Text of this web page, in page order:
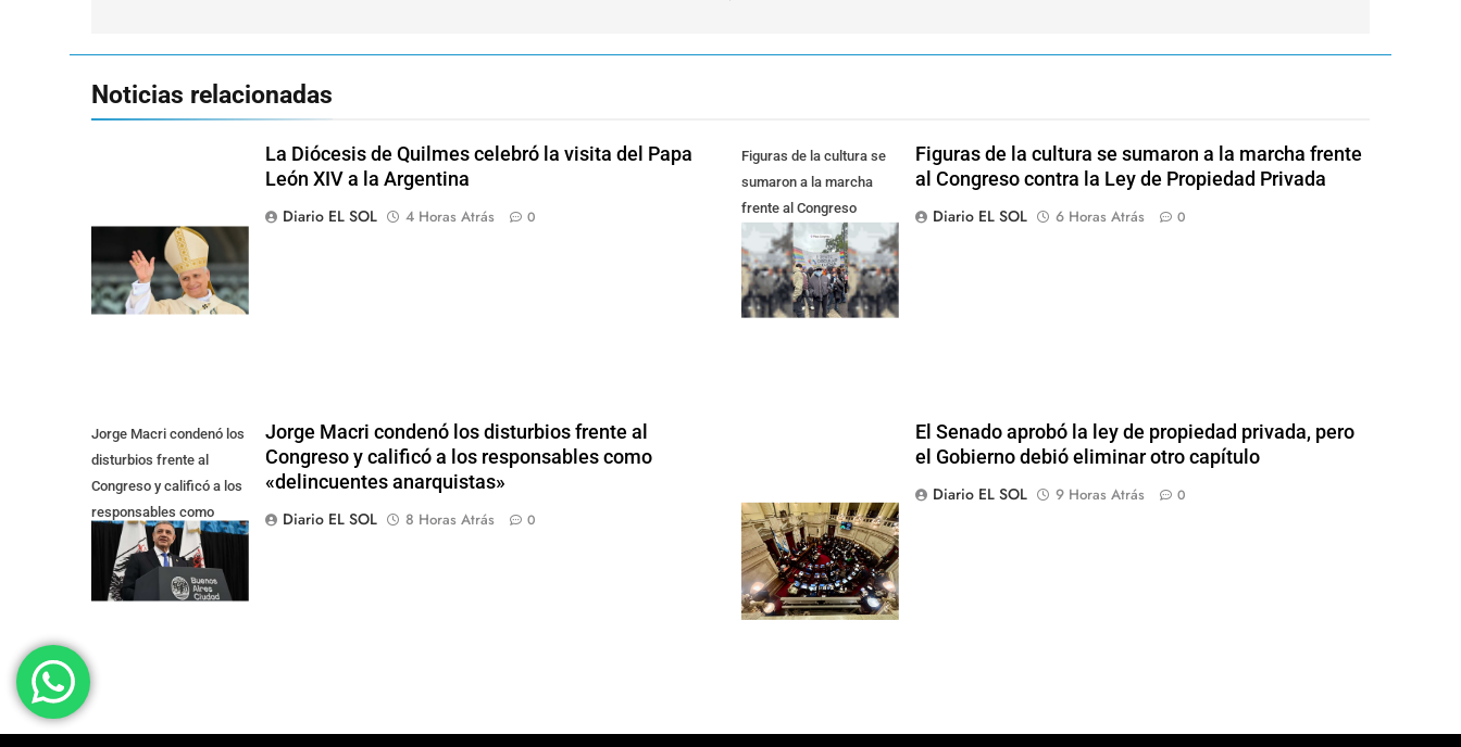
Noticias relacionadas
La Diócesis de Quilmes celebró la visita del Papa
León XIV a la Argentina
Diario EL SOL
4 Horas Atrás 0
Figuras de la cultura se
sumaron a la marcha
frente al Congreso
contra la Ley de
Propiedad Privada
Figuras de la cultura se sumaron a la marcha frente
al Congreso contra la Ley de Propiedad Privada
Diario EL SOL
6 Horas Atrás 0
Jorge Macri condenó los
disturbios frente al
Congreso y calificó a los
responsables como
"delincuentes
anarquistas"
Jorge Macri condenó los disturbios frente al
Congreso y calificó a los responsables como
«delincuentes anarquistas»
Diario EL SOL
8 Horas Atrás 0
El Senado aprobó la ley de propiedad privada, pero
el Gobierno debió eliminar otro capítulo
Diario EL SOL
9 Horas Atrás 0